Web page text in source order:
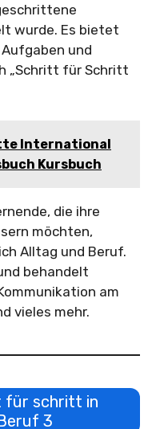
wurde. Es bietet
und
„Schritt für Schritt
International
Kursbuch
die ihre
möchten,
Alltag und Beruf.
behandelt
am
vieles mehr.
für schritt in
3